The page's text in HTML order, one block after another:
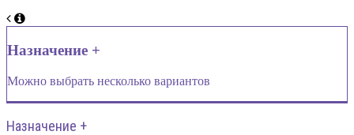
Назначение +
Можно выбрать несколько вариантов
Назначение +